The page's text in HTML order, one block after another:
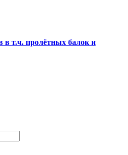
в т.ч. пролётных балок и